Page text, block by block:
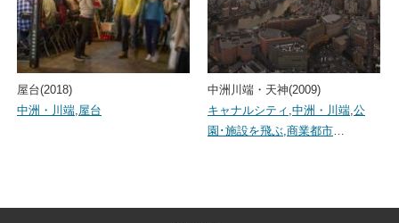
屋台(2018)
中洲・川端,屋台
中洲川端・天神(2009)
キャナルシティ ,中洲・川端,公
園･施設を飛ぶ,商業都市…